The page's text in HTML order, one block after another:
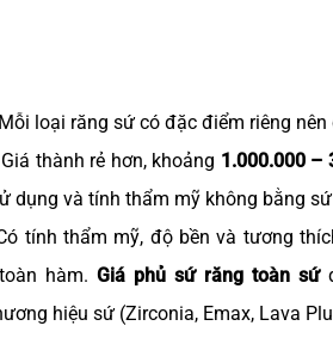
loại răng sứ có đặc điểm riêng
thành rẻ hơn, khoảng 1.000.000 –
dụng và tính thẩm mỹ không bằng
tính thẩm mỹ, độ bền và tương
hàm.Giá phủ sứ răng toàn sứ
hiệu sứ (Zirconia, Emax, Lava